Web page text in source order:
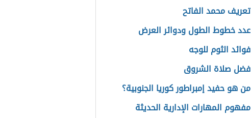
تعريف محمد الفاتح
عدد خطوط الطول ودوائر العرض
فوائد الثوم للوجه
فضل صلاة الشروق
من هو حفيد إمبراطور كوريا الجنوبية؟
مفهوم المهارات الإدارية الحديثة